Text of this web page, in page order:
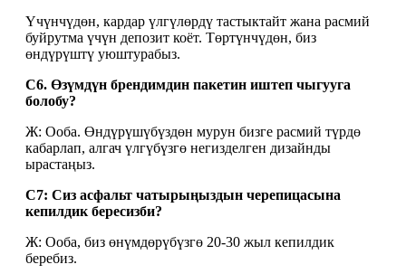
Үчүнчүдөн, кардар үлгүлөрдү тастыктайт жана расмий
буйрутма үчүн депозит коёт. Төртүнчүдөн, биз
өндүрүштү уюштурабыз.
С6. Өзүмдүн брендимдин пакетин иштеп чыгууга
болобу?
Ж: Ооба. Өндүрүшүбүздөн мурун бизге расмий түрдө
кабарлап, алгач үлгүбүзгө негизделген дизайнды
ырастаңыз.
С7: Сиз асфальт чатырыңыздын черепицасына
кепилдик бересизби?
Ж: Ооба, биз өнүмдөрүбүзгө 20-30 жыл кепилдик
беребиз.